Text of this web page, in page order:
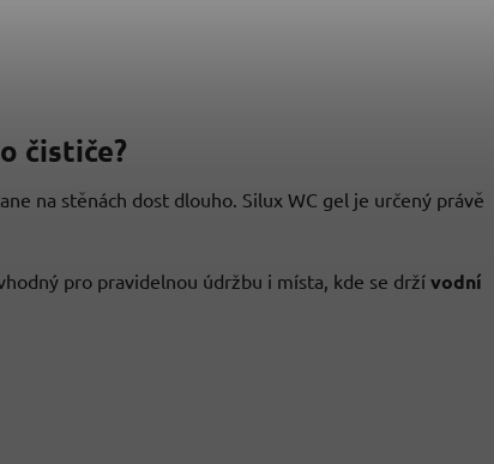
čističe?
na stěnách dost dlouho. Silux WC gel je určený právě
pro pravidelnou údržbu i místa, kde se drží vodní